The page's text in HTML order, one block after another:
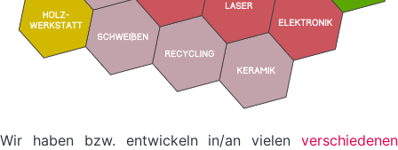
Wir haben bzw. entwickeln in/an vielen verschiedenen